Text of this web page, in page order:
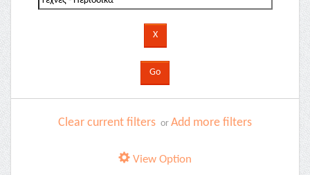
Clear current filters or Add more filters
View Option